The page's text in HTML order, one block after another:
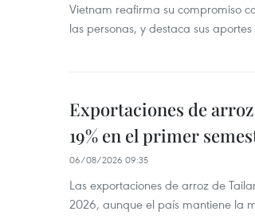
Vietnam reafirma su compromiso
las personas, y destaca sus
Exportaciones de
19% en el primer
06/08/2026 09:35
Las exportaciones de arroz de
2026, aunque el país mantiene la